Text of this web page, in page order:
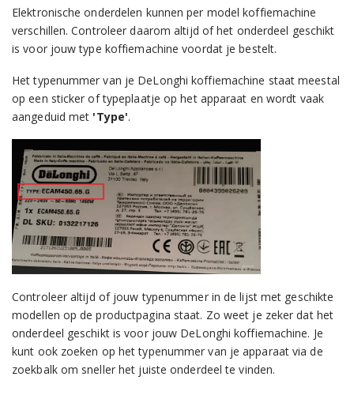
Elektronische onderdelen kunnen per model koffiemachine
verschillen. Controleer daarom altijd of het onderdeel geschikt
is voor jouw type koffiemachine voordat je bestelt.
Het typenummer van je DeLonghi koffiemachine staat meestal
op een sticker of typeplaatje op het apparaat en wordt vaak
aangeduid met 'Type'.
Controleer altijd of jouw typenummer in de lijst met geschikte
modellen op de productpagina staat. Zo weet je zeker dat het
onderdeel geschikt is voor jouw DeLonghi koffiemachine. Je
kunt ook zoeken op het typenummer van je apparaat via de
zoekbalk om sneller het juiste onderdeel te vinden.